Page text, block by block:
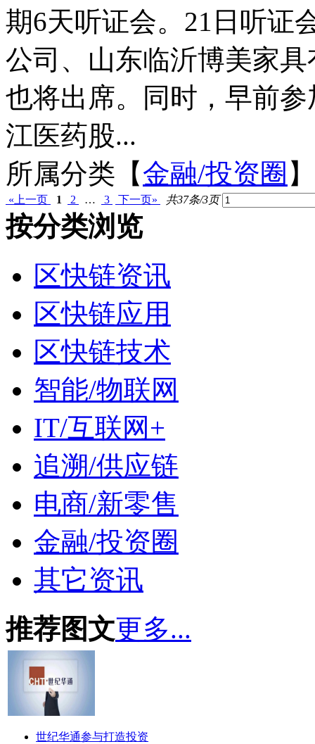
期6天听证会。21日听证
公司、山东临沂博美家
也将出席。同时，早前
江医药股...
所属分类【金融/投资圈 】
«上一页 1 2 … 3 下一页» 共37条/3页
按分类浏览
区快链资讯
区快链应用
区快链技术
智能/物联网
IT/互联网+
追溯/供应链
电商/新零售
金融/投资圈
其它资讯
推荐图文更多...
世纪华通参与打造投资